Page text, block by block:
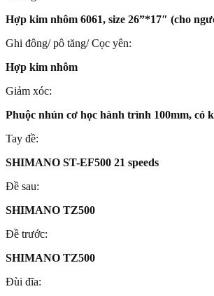
Hợp kim nhôm 6061, size 26”*17″ (cho
Ghi đông/ pô tăng/ Cọc yên:
Hợp kim nhôm
Giảm xóc:
Phuộc nhún cơ học hành trình 100mm, có
Tay đề:
SHIMANO ST-EF500 21 speeds
Đề sau:
SHIMANO TZ500
Đề trước:
SHIMANO TZ500
Đùi đĩa: